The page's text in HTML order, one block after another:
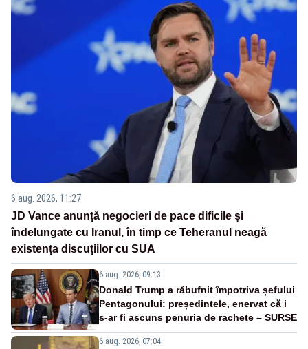
6 aug. 2026, 11:27
JD Vance anunță negocieri de pace dificile și
îndelungate cu Iranul, în timp ce Teheranul neagă
existența discuțiilor cu SUA
6 aug. 2026, 09:13
Donald Trump a răbufnit împotriva șefului
Pentagonului: președintele, enervat că i
s-ar fi ascuns penuria de rachete – SURSE
6 aug. 2026, 07:04